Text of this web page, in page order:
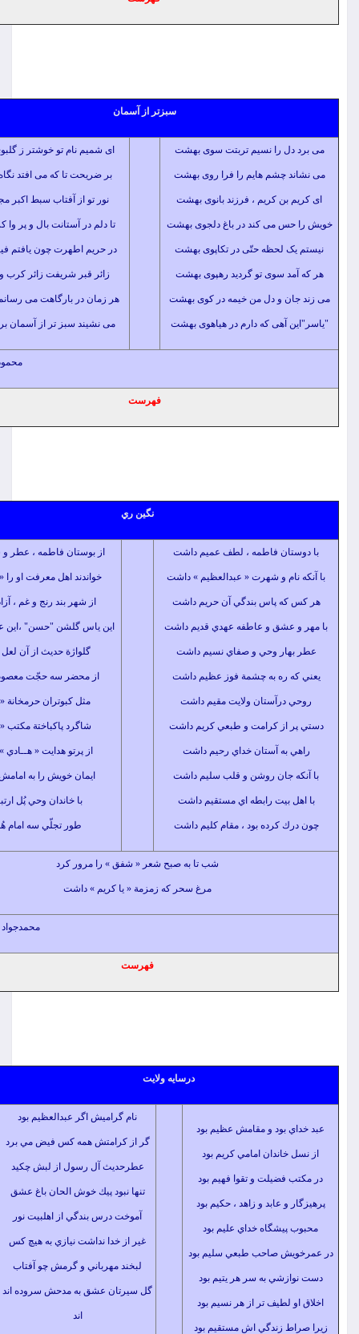
دل را نسیم تربتت سوی بهشت
چشم هایم را فرا روی بهشت
بن کریم ، فرزند بانوی بهشت
می کند در باغ دلجوی بهشت
لحظه حتّی در تکاپوی بهشت
سوی تو گردید رهپوی بهشت
و دل من خیمه در کوی بهشت
آهی که دارم در هیاهوی بهشت
ای شمیم نام تو خوشتر ز گلبوی بهشت
بر ضریحت تا که می افتد نگاه عاشقم
نور تو از آفتاب سبط اکبر مجتباست
تا دلم در آستانت بال و پر وا کرده است
در حریم اطهرت چون یافتم فیض حضور
زائر قبر شریفت زائر کرب و بلاست
هر زمان در بارگاهت می رسانم خویش را
می نشیند سبز تر از آسمان بر روی لب
محمود تاری(یاسر)
فاطمه ، لطف عميم داشت
نام و شهرت « عبدالعظيم » داشت
پاس بندگي آن حريم داشت
عشق و عاطفه عهدي قديم داشت
وحي و صفاي نسيم داشت
ره به چشمة فوز عظيم داشت
درآستان ولايت مقيم داشت
از كرامت و طبعي كريم داشت
به آستان خداي رحيم داشت
جان روشن و قلب سليم داشت
بيت رابطه اي مستقيم داشت
كرده بود ، مقام كليم داشت
از بوستان فاطمه ، عطر و شميم داشت
خواندند اهل معرفت او را « نگين ري »
از شهر بند رنج و غم ، آزاد مي شود
اين ياس گلشن "حسن" ،اين عاشق" حسين"
گلواژة حديث از آ‌ن لعل جان فزا
از محضر سه حجّت معصوم فيض برد
مثل كبوتران حرمخانة « رضــا »
شاگرد پاكباختة مكتب « جــواد »
از پرتو هدايت « هــادي » اهل بيت
ايمان خويش را به امامش ارايه كرد
با خاندان وحي پُل ارتباط بود
طور تجلّي سه امام هُمام را
شب تا به صبح شعر « شفق » را مرور كرد
مرغ سحر كه زمزمة « يا كريم » داشت
محمدجواد غفورزاده(شفق)
بود و مقامش عظيم بود
خاندان امامي كريم بود
فضيلت و تقوا فهيم بود
و عابد و زاهد ، حكيم بود
پيشگاه خداي عليم بود
صاحب طبعي سليم بود
به سر هر يتيم بود
لطيف تر از هر نسيم بود
زندگي اش مستقيم بود
نام گراميش اگر عبدالعظيم بود
گر از كرامتش همه كس فيض مي برد
عطرحديث آل رسول از لبش چكيد
تنها نبود پيك خوش الحان باغ عشق
آموخت درس بندگي از اهلبيت نور
غير از خدا نداشت نيازي به هيچ كس
لبخند مهرباني و گرمش چو آفتاب
گل سيرتان عشق به مدحش سروده اند